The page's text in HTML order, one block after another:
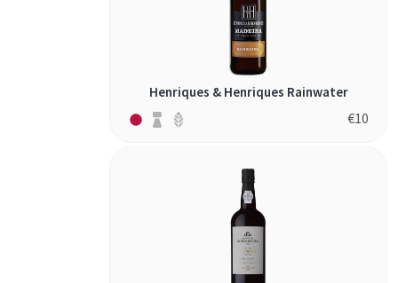
Henriques & Henriques Rainwater
€10